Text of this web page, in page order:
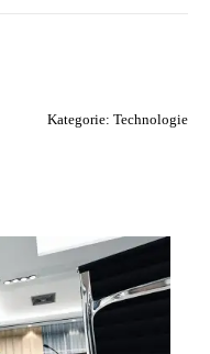
Kategorie: Technologie